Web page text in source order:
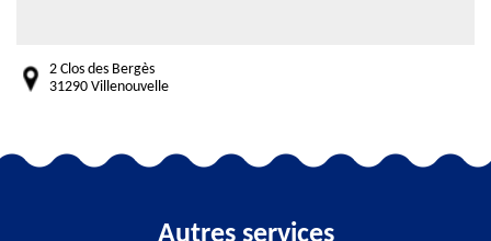
2 Clos des Bergès
31290 Villenouvelle
Autres services